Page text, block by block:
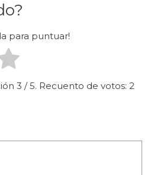
para puntuar!
3 / 5. Recuento de votos: 2